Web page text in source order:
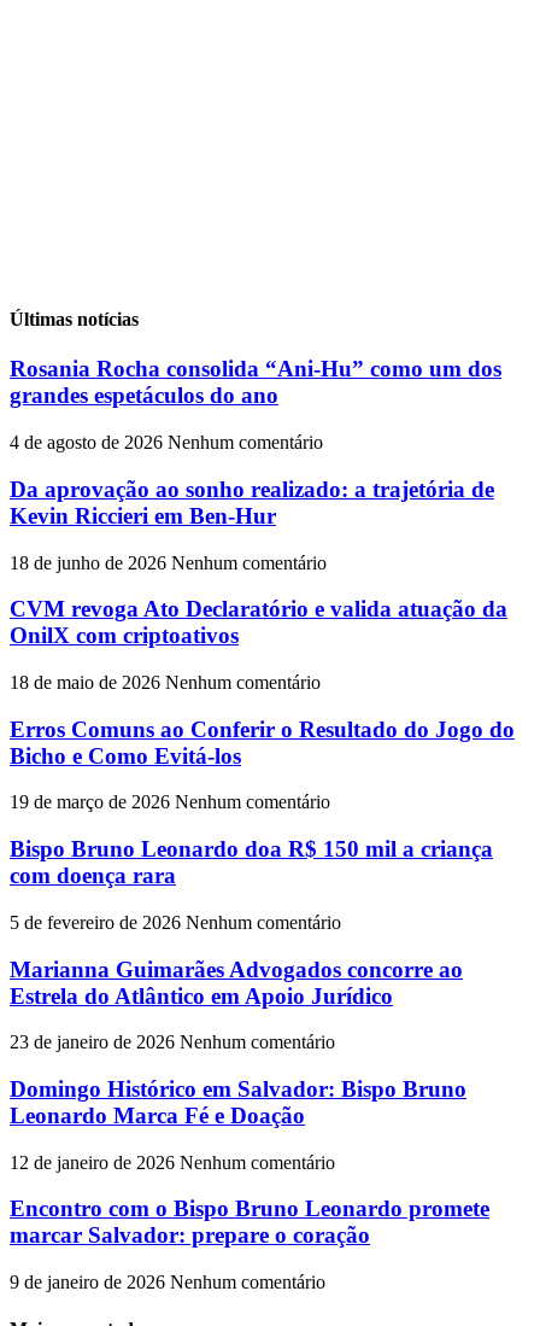
Últimas notícias
Rosania Rocha consolida “Ani-Hu” como um dos
grandes espetáculos do ano
4 de agosto de 2026 Nenhum comentário
Da aprovação ao sonho realizado: a trajetória de
Kevin Riccieri em Ben-Hur
18 de junho de 2026 Nenhum comentário
CVM revoga Ato Declaratório e valida atuação da
OnilX com criptoativos
18 de maio de 2026 Nenhum comentário
Erros Comuns ao Conferir o Resultado do Jogo do
Bicho e Como Evitá-los
19 de março de 2026 Nenhum comentário
Bispo Bruno Leonardo doa R$ 150 mil a criança
com doença rara
5 de fevereiro de 2026 Nenhum comentário
Marianna Guimarães Advogados concorre ao
Estrela do Atlântico em Apoio Jurídico
23 de janeiro de 2026 Nenhum comentário
Domingo Histórico em Salvador: Bispo Bruno
Leonardo Marca Fé e Doação
12 de janeiro de 2026 Nenhum comentário
Encontro com o Bispo Bruno Leonardo promete
marcar Salvador: prepare o coração
9 de janeiro de 2026 Nenhum comentário